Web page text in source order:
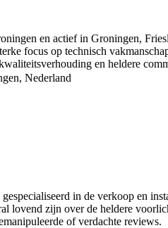
en actief in Groningen,
focus op technisch
en heldere
Nederland
in de verkoop en
lovend zijn over de heldere
of verdachte reviews.